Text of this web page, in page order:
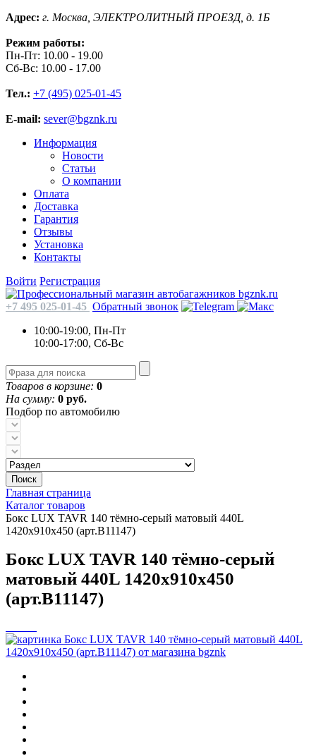
Адрес: г. Москва, ЭЛЕКТРОЛИТНЫЙ ПРОЕЗД, д. 1Б
Режим работы:
Пн-Пт: 10.00 - 19.00
Сб-Вс: 10.00 - 17.00
Тел.: +7 (495) 025-01-45
E-mail: sever@bgznk.ru
Информация
Новости
Статьи
О компании
Оплата
Доставка
Гарантия
Отзывы
Установка
Контакты
Войти Регистрация
+7 495 025-01-45 Обратный звонок
10:00-19:00, Пн-Пт
10:00-17:00, Сб-Вс
Товаров в корзине: 0
На сумму: 0 руб.
Подбор по автомобилю
Поиск
Главная страница
Каталог товаров
Бокс LUX TAVR 140 тёмно-серый матовый 440L
1420х910х450 (арт.B11147)
Бокс LUX TAVR 140 тёмно-серый
матовый 440L 1420х910х450
(арт.B11147)